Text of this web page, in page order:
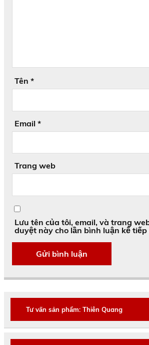
Tên *
Email *
Trang web
Lưu tên của tôi, email, và trang
duyệt này cho lần bình luận kế tiếp
Tư vấn sản phẩm: Thiên Quang